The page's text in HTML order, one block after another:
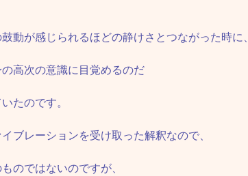
動が感じられるほどの静けさとつながった時に、
高次の意識に目覚めるのだ
たのです。
ブレーションを受け取った解釈なので、
のではないのですが、